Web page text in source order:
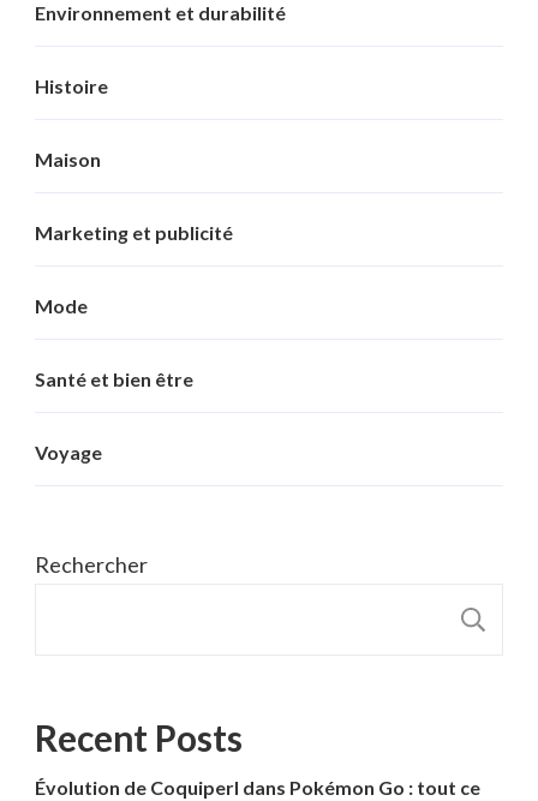
Environnement et durabilité
Histoire
Maison
Marketing et publicité
Mode
Santé et bien être
Voyage
Rechercher
Recent Posts
Évolution de Coquiperl dans Pokémon Go : tout ce